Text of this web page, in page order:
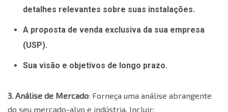
detalhes relevantes sobre suas instalações.
A proposta de venda exclusiva da sua empresa
(USP).
Sua visão e objetivos de longo prazo.
3. Análise de Mercado: Forneça uma análise abrangente
do seu mercado-alvo e indústria. Incluir: